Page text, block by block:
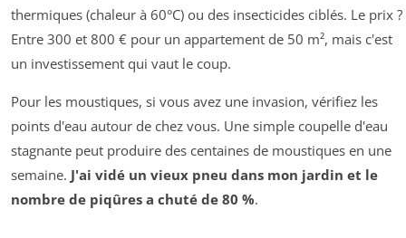
thermiques (chaleur à 60°C) ou des insecticides ciblés. Le prix ?
Entre 300 et 800 € pour un appartement de 50 m², mais c'est
un investissement qui vaut le coup.
Pour les moustiques, si vous avez une invasion, vérifiez les
points d'eau autour de chez vous. Une simple coupelle d'eau
stagnante peut produire des centaines de moustiques en une
semaine. J'ai vidé un vieux pneu dans mon jardin et le
nombre de piqûres a chuté de 80 %.